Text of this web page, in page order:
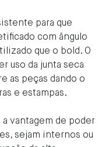
para que
com ângulo
que o bold. O
uso da junta seca
as peças dando o
e estampas.
vantagem de poder
sejam internos ou